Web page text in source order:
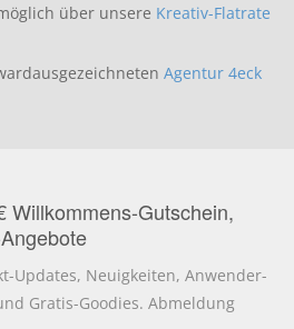
über unsere Kreativ-Flatrate
Agentur 4eck
Willkommens-Gutschein,
Updates, Neuigkeiten, Anwender-
Gratis-Goodies. Abmeldung